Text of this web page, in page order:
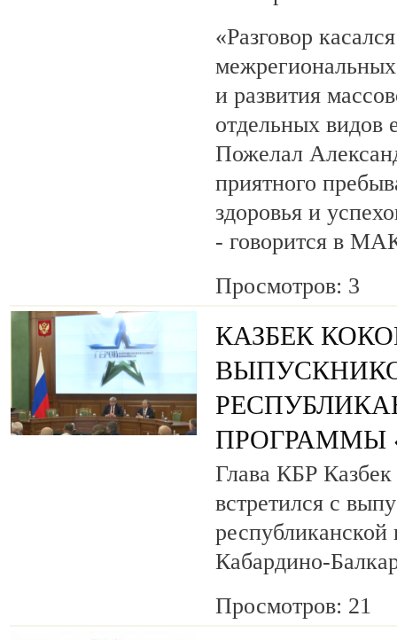
«Разговор
и развития
отдельных видов
Пожелал
приятного
здоровья и
- говорится в
Просмотров: 3
КАЗБЕК
ПРОГРАММЫ
Глава КБР Казбек
встретился с
Кабардино-
Просмотров: 21